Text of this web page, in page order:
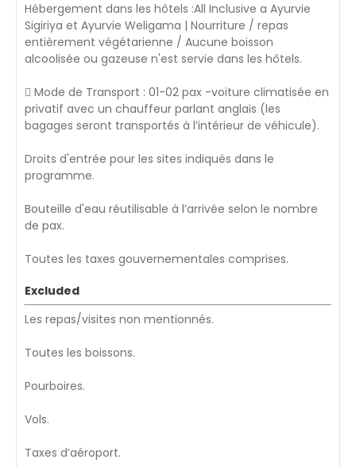
Hébergement dans les hôtels :All Inclusive a Ayurvie
Sigiriya et Ayurvie Weligama | Nourriture / repas
entièrement végétarienne / Aucune boisson
alcoolisée ou gazeuse n'est servie dans les hôtels.
 Mode de Transport : 01-02 pax -voiture climatisée en
privatif avec un chauffeur parlant anglais (les
bagages seront transportés à l’intérieur de véhicule).
Droits d'entrée pour les sites indiqués dans le
programme.
Bouteille d'eau réutilisable à l’arrivée selon le nombre
de pax.
Toutes les taxes gouvernementales comprises.
Excluded
Les repas/visites non mentionnés.
Toutes les boissons.
Pourboires.
Vols.
Taxes d’aéroport.